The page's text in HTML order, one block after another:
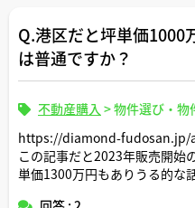
管理費 2.5万円/月
修繕積立金 1.6万円/月
築 8年
●購入者
年
妻 29歳 年収800万 プライ
夫婦とも、今後の賃金上昇は
円、妻1,000万円程度が上限）
Q.港区だと坪単価1000
は普通ですか？
不動産購入 >物件選び・物
https://diamond-fudosan.jp/
この記事だと2023年販売開始
単価1300万円もありうる的な